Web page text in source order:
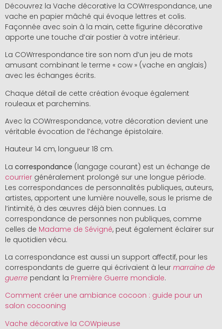
Découvrez la Vache décorative la COWrrespondance, une
vache en papier mâché qui évoque lettres et colis.
Façonnée avec soin à la main, cette figurine décorative
apporte une touche d’air postier à votre intérieur.
La COWrrespondance tire son nom d’un jeu de mots
amusant combinant le terme « cow » (vache en anglais)
avec les échanges écrits.
Chaque détail de cette création évoque également
rouleaux et parchemins.
Avec la COWrrespondance, votre décoration devient une
véritable évocation de l’échange épistolaire.
Hauteur 14 cm, longueur 18 cm.
La correspondance (langage courant) est un échange de
courrier généralement prolongé sur une longue période.
Les correspondances de personnalités publiques, auteurs,
artistes, apportent une lumière nouvelle, sous le prisme de
l’intimité, à des œuvres déjà bien connues. La
correspondance de personnes non publiques, comme
celles de Madame de Sévigné, peut également éclairer sur
le quotidien vécu.
La correspondance est aussi un support affectif, pour les
correspondants de guerre qui écrivaient à leur marraine de
guerre pendant la Première Guerre mondiale.
Comment créer une ambiance cocoon : guide pour un
salon cocooning
Vache décorative la COWpieuse